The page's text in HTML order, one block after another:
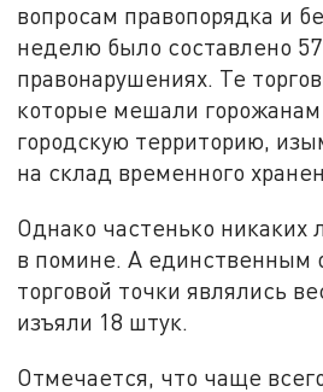
вопросам правопорядка и
неделю было составлено
правонарушениях. Те
которые мешали
городскую территорию,
на склад временного
Однако частенько никаких
в помине. А единственным
торговой точки являлись
изъяли 18 штук.
Отмечается, что чаще